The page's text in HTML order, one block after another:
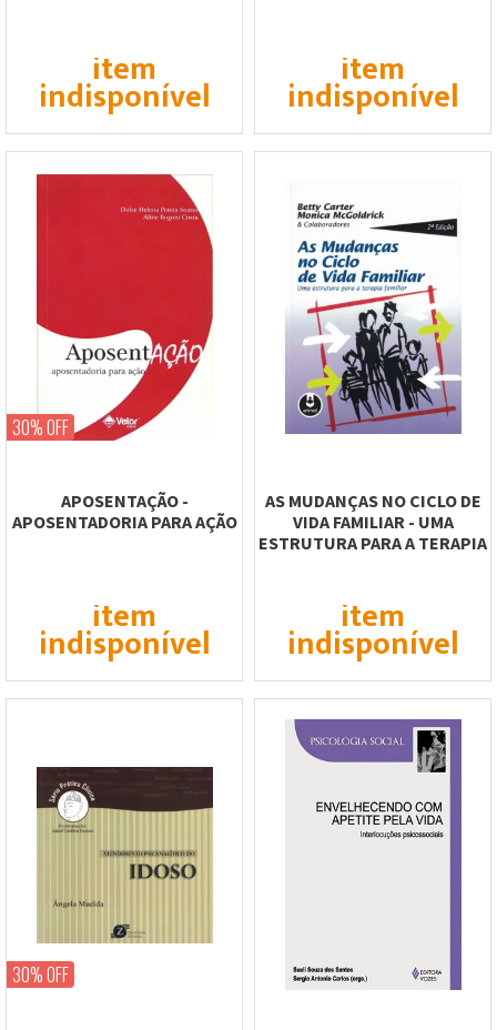
item
indisponível
item
indisponível
30% OFF
APOSENTAÇÃO -
APOSENTADORIA PARA AÇÃO
item
indisponível
AS MUDANÇAS NO CICLO DE
VIDA FAMILIAR - UMA
ESTRUTURA PARA A TERAPIA
item
indisponível
30% OFF